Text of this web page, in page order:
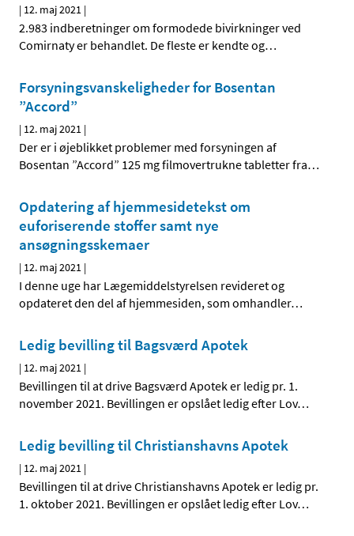
| 12. maj 2021 |
2.983 indberetninger om formodede bivirkninger ved
Comirnaty er behandlet. De fleste er kendte og…
Forsyningsvanskeligheder for Bosentan
”Accord”
| 12. maj 2021 |
Der er i øjeblikket problemer med forsyningen af
Bosentan ”Accord” 125 mg filmovertrukne tabletter fra…
Opdatering af hjemmesidetekst om
euforiserende stoffer samt nye
ansøgningsskemaer
| 12. maj 2021 |
I denne uge har Lægemiddelstyrelsen revideret og
opdateret den del af hjemmesiden, som omhandler…
Ledig bevilling til Bagsværd Apotek
| 12. maj 2021 |
Bevillingen til at drive Bagsværd Apotek er ledig pr. 1.
november 2021. Bevillingen er opslået ledig efter Lov…
Ledig bevilling til Christianshavns Apotek
| 12. maj 2021 |
Bevillingen til at drive Christianshavns Apotek er ledig pr.
1. oktober 2021. Bevillingen er opslået ledig efter Lov…